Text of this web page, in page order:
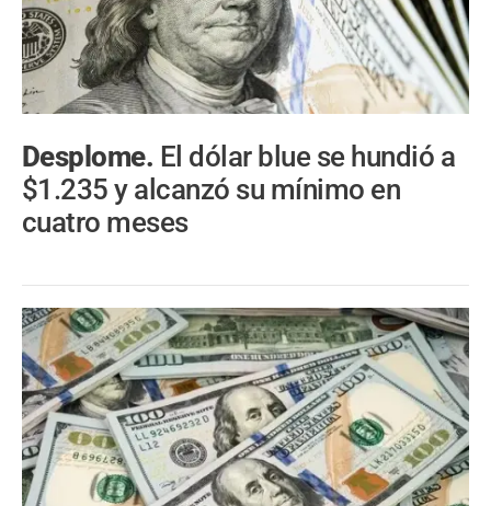
Desplome. El dólar blue se hundió a
$1.235 y alcanzó su mínimo en
cuatro meses